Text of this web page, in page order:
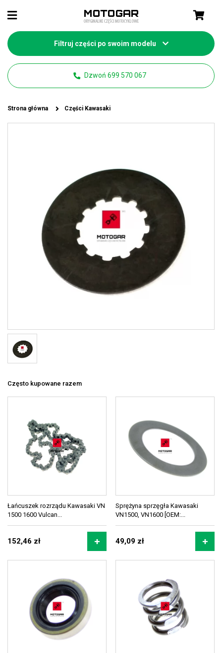
Filtruj części po swoim modelu
Dzwoń 699 570 067
Strona główna Części Kawasaki
Często kupowane razem
Łańcuszek rozrządu Kawasaki VN
1500 1600 Vulcan...
152,46 zł
Sprężyna sprzęgła Kawasaki
VN1500, VN1600 [OEM:...
49,09 zł